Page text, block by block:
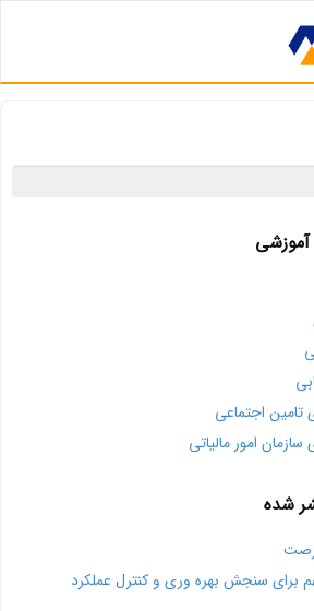
اجتماعی
امور مالیاتی
شده
سنجش بهره وری و کنترل عملکرد